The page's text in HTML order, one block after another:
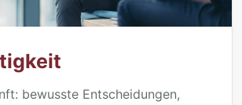
bewusste Entscheidungen,